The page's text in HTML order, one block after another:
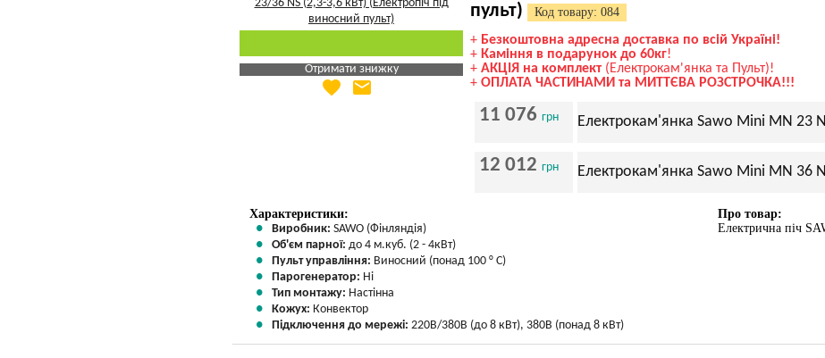
Отримати знижку
Яка Ваша ціна
favorite email
пульт)
Код товару: 084
+ Безкоштовна адресна доставка по всій Україні!
+ Каміння в подарунок до 60кг!
+ АКЦІЯ на комплект(Електрокам'янка та Пульт)!
+ ОПЛАТА ЧАСТИНАМИ та МИТТЄВА РОЗСТРОЧКА!!!
11 076 грн Електрокам'янка Sawo Mini MN 23
12 012 грн Електрокам'янка Sawo Mini MN 36
Характеристики:
Виробник: SAWO (Фінляндія)
Об'єм парної: до 4 м.куб. (2 - 4кВт)
Пульт управління: Виносний (понад 100 ° С)
Парогенератор: Ні
Тип монтажу: Настінна
Кожух: Конвектор
Підключення до мережі: 220В/380В (до 8 кВт), 380В (понад 8 кВт)
Про товар:
Електрична піч